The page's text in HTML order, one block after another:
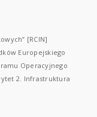
[RCIN]
Europejskiego
Operacyjnego
2. Infrastruktura